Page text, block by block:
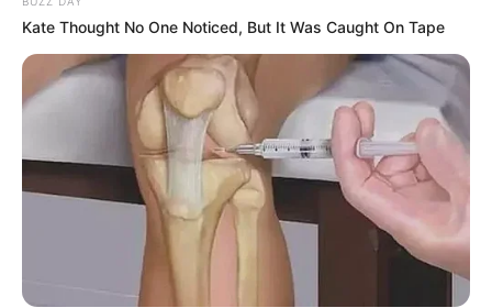
(foto: pinterest/saraxbxbblegum)
Kate Thought No One Noticed, But It Was Caught On Tape